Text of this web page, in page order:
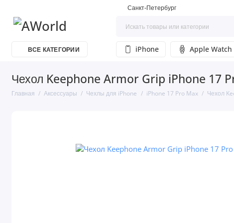
Санкт-Петербург
ВСЕ КАТЕГОРИИ iPhone Apple Watch
Чехол Keephone Armor Grip iPhone 17
Главная Аксессуары Чехлы для iPhone iPhone 17 Pro Max Чехол